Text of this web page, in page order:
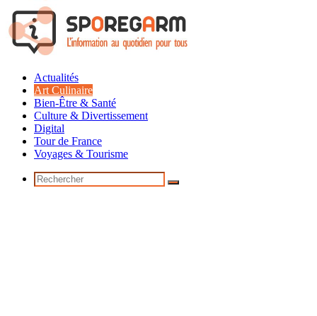
Actualités
Art Culinaire
Bien-Être & Santé
Culture & Divertissement
Digital
Tour de France
Voyages & Tourisme
Rechercher